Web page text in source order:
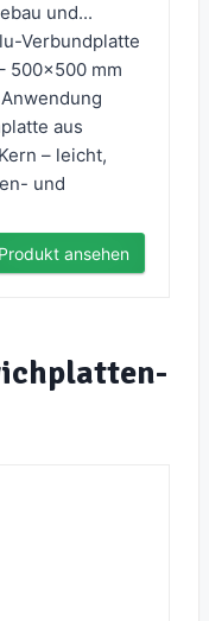
und...
Verbundplatte
500x500 mm
aus
– leicht,
und
Produkt ansehen